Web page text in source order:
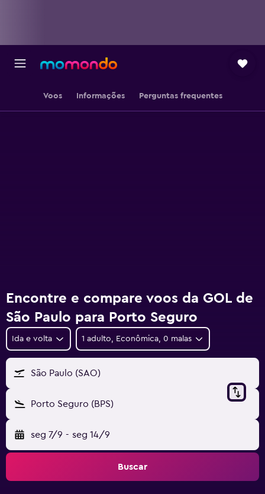
Voos Informações Perguntas frequentes
Encontre e compare voos da GOL de
São Paulo para Porto Seguro
Ida e volta 1 adulto, Econômica, 0 malas
São Paulo (SAO)
Porto Seguro (BPS)
seg 7/9 - seg 14/9
Buscar